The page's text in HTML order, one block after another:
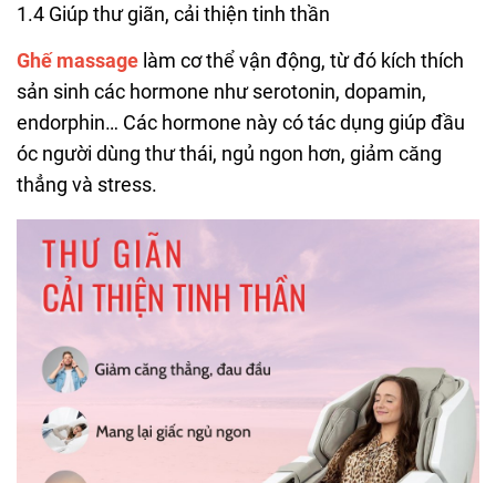
1.4 Giúp thư giãn, cải thiện tinh thần
Ghế massage làm cơ thể vận động, từ đó kích thích
sản sinh các hormone như serotonin, dopamin,
endorphin… Các hormone này có tác dụng giúp đầu
óc người dùng thư thái, ngủ ngon hơn, giảm căng
thẳng và stress.